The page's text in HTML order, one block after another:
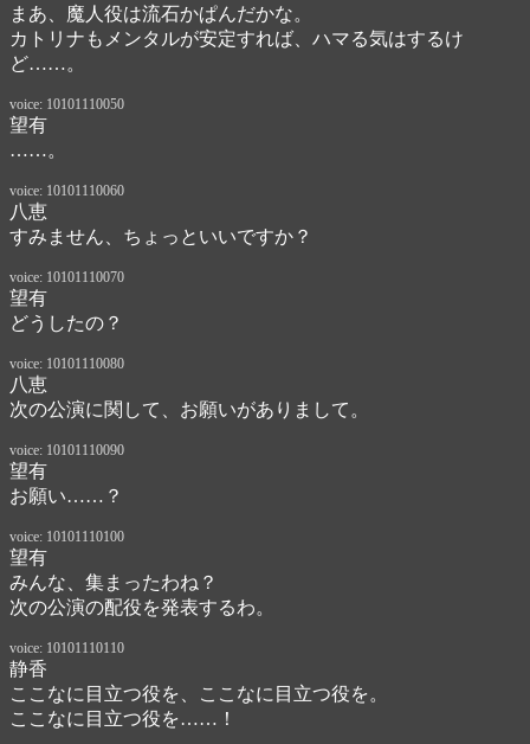
まあ、魔人役は流石かぱんだかな。
カトリナもメンタルが安定すれば、ハマる気はするけ
ど……。
voice: 10101110050
望有
……。
voice: 10101110060
八恵
すみません、ちょっといいですか？
voice: 10101110070
望有
どうしたの？
voice: 10101110080
八恵
次の公演に関して、お願いがありまして。
voice: 10101110090
望有
お願い……？
voice: 10101110100
望有
みんな、集まったわね？
次の公演の配役を発表するわ。
voice: 10101110110
静香
ここなに目立つ役を、ここなに目立つ役を。
ここなに目立つ役を……！